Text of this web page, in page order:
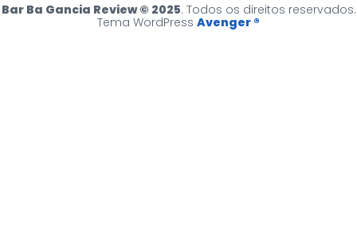
Bar Ba Gancia Review © 2025. Todos os direitos reservados.
Tema WordPress Avenger ®